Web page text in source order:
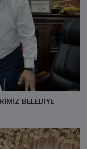
BELEDİYE